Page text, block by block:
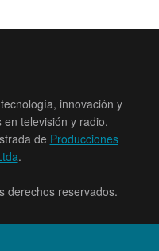
innovación y
televisión y radio.
de Producciones
.
derechos reservados.